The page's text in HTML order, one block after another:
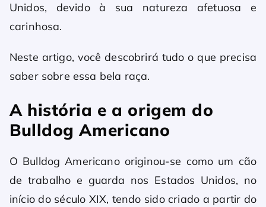
Unidos, devido à sua natureza afetuosa e
carinhosa.
Neste artigo, você descobrirá tudo o que precisa
saber sobre essa bela raça.
A história e a origem do
Bulldog Americano
O Bulldog Americano originou-se como um cão
de trabalho e guarda nos Estados Unidos, no
início do século XIX, tendo sido criado a partir do